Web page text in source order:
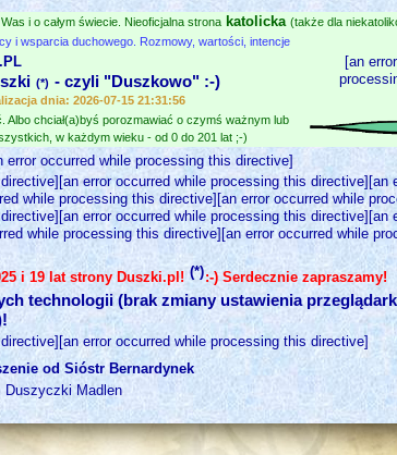
i o całym świecie. Nieoficjalna strona katolicka (także dla
i wsparcia duchowego. Rozmowy, wartości, intencje
(*) - czyli "Duszkowo" :-)
dnia: 2026-07-15 21:31:56
[an
chciał(a)byś porozmawiać o czymś ważnym lub
w każdym wieku - od 0 do 201 lat ;-)
occurred while processing this directive]
error occurred while processing this directive][an
while processing this directive][an error occurred while
error occurred while processing this directive][an
while processing this directive][an error occurred while
i 19 lat strony Duszki.pl! (*):-) Serdecznie zapraszamy!
technologii (brak zmiany ustawienia
error occurred while processing this directive]
od Sióstr Bernardynek
Duszyczki Madlen